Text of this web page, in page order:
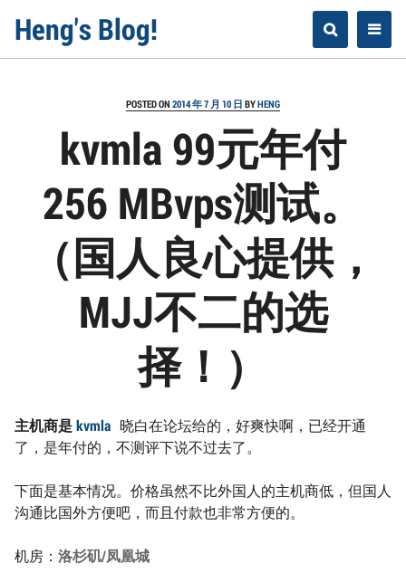
Heng's Blog!
POSTED ON 2014 年 7 月 10 日 BYHENG
kvmla 99元年付
256 MBvps测试。
（国人良心提供，
MJJ不二的选
择！）
主机商是kvmla 晓白在论坛给的，好爽快啊，已经开通
了，是年付的，不测评下说不过去了。
下面是基本情况。价格虽然不比外国人的主机商低，但国人
沟通比国外方便吧，而且付款也非常方便的。
机房： 洛杉矶/凤凰城